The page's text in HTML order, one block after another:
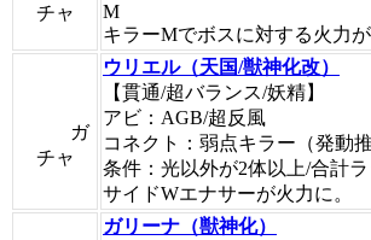
チャ
M
キラーMでボスに対する火力が
ガ
チャ
ウリエル（天国/獣神化改）
【貫通/超バランス/妖精】
アビ：AGB/超反風
コネクト：弱点キラー（発動推
条件：光以外が2体以上/合計ラ
サイドWエナサーが火力に。
ガリーナ（獣神化）